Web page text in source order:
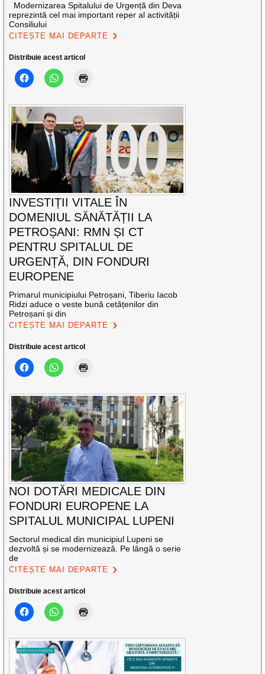
Modernizarea Spitalului de Urgență din Deva
reprezintă cel mai important reper al activității
Consiliului
CITEȘTE MAI DEPARTE
Distribuie acest articol
INVESTIȚII VITALE ÎN
DOMENIUL SĂNĂTĂȚII LA
PETROȘANI: RMN ȘI CT
PENTRU SPITALUL DE
URGENȚĂ, DIN FONDURI
EUROPENE
Primarul municipiului Petroșani, Tiberiu Iacob
Ridzi aduce o veste bună cetățenilor din
Petroșani și din
CITEȘTE MAI DEPARTE
Distribuie acest articol
NOI DOTĂRI MEDICALE DIN
FONDURI EUROPENE LA
SPITALUL MUNICIPAL LUPENI
Sectorul medical din municipiul Lupeni se
dezvoltă și se modernizează. Pe lângă o serie
de
CITEȘTE MAI DEPARTE
Distribuie acest articol